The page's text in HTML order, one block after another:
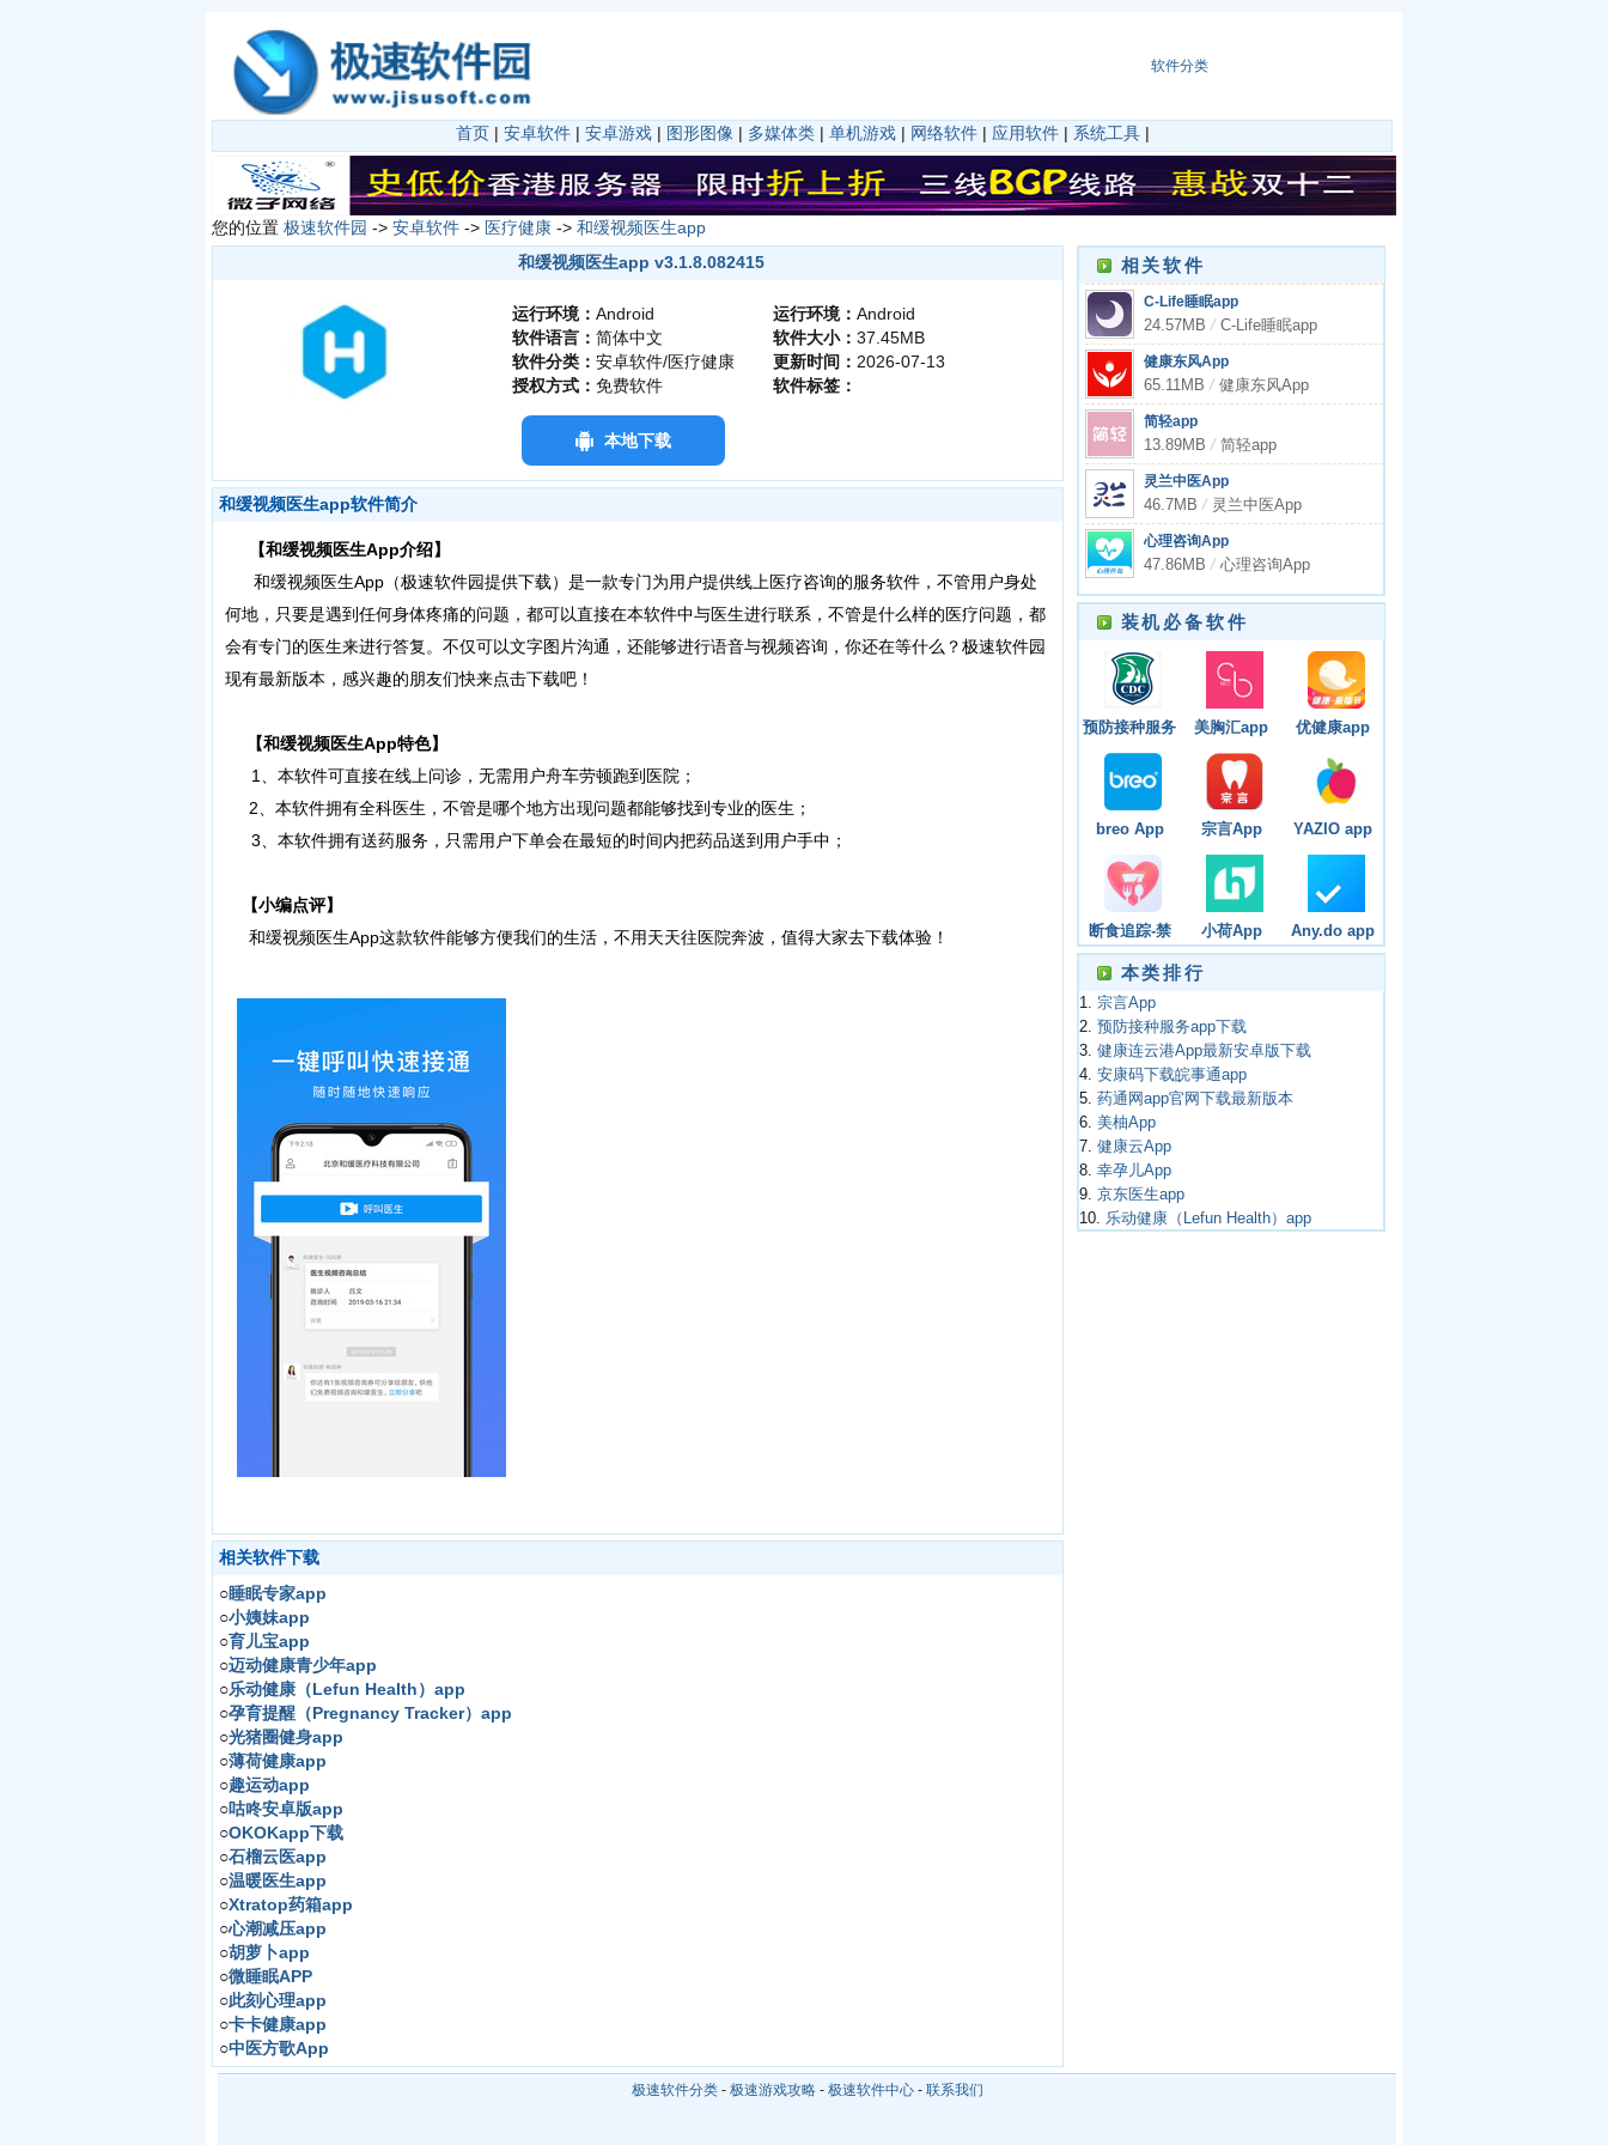
软件分类
首页| 安卓软件| 安卓游戏| 图形图像 | 多媒体类| 单机游戏| 网络软件| 应用软件| 系统工具|
您的位置 极速软件园 -> 安卓软件 -> 医疗健康 -> 和缓视频医生app
和缓视频医生app v3.1.8.082415
运行环境： Android
软件语言： 简体中文
软件分类： 安卓软件/医疗健康
授权方式： 免费软件
本地下载
运行环境： Android
软件大小： 37.45MB
更新时间： 2026-07-13
软件标签：
和缓视频医生app软件简介
【和缓视频医生App介绍】
和缓视频医生App（极速软件园提供下载）是一款专门为用户提供线上医疗咨询的服务软件，不管用户身处
何地，只要是遇到任何身体疼痛的问题，都可以直接在本软件中与医生进行联系，不管是什么样的医疗问题，都
会有专门的医生来进行答复。不仅可以文字图片沟通，还能够进行语音与视频咨询，你还在等什么？极速软件园
现有最新版本，感兴趣的朋友们快来点击下载吧！
【和缓视频医生App特色】
1、本软件可直接在线上问诊，无需用户舟车劳顿跑到医院；
2、本软件拥有全科医生，不管是哪个地方出现问题都能够找到专业的医生；
3、本软件拥有送药服务，只需用户下单会在最短的时间内把药品送到用户手中；
【小编点评】
和缓视频医生App这款软件能够方便我们的生活，不用天天往医院奔波，值得大家去下载体验！
相关软件下载
○睡眠专家app
○小姨妹app
○育儿宝app
○迈动健康青少年app
○乐动健康（Lefun Health）app
○孕育提醒（Pregnancy Tracker）app
○光猪圈健身app
○薄荷健康app
○趣运动app
○咕咚安卓版app
○OKOKapp下载
○石榴云医app
○温暖医生app
○Xtratop药箱app
○心潮减压app
○胡萝卜app
○微睡眠APP
○此刻心理app
○卡卡健康app
○中医方歌App
相关软件
C-Life睡眠app
24.57MB /C-Life睡眠app
健康东风App
65.11MB /健康东风App
简轻app
13.89MB /简轻app
灵兰中医App
46.7MB /灵兰中医App
心理咨询App
47.86MB /心理咨询App
装机必备软件
预防接种服务
app下载
美胸汇app 优健康app
breo App 宗言App YAZIO app
断食追踪-禁
食(Fasting
Tracker)app
小荷App Any.do app
本类排行
1.
宗言App
2. 预防接种服务app下载
3. 健康连云港App最新安卓版下载
4. 安康码下载皖事通app
5. 药通网app官网下载最新版本
6. 美柚App
7. 健康云App
8. 幸孕儿App
9. 京东医生app
10.
乐动健康（Lefun Health）app
极速软件分类- 极速游戏攻略- 极速软件中心- 联系我们